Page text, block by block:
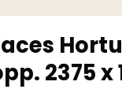
2375 x